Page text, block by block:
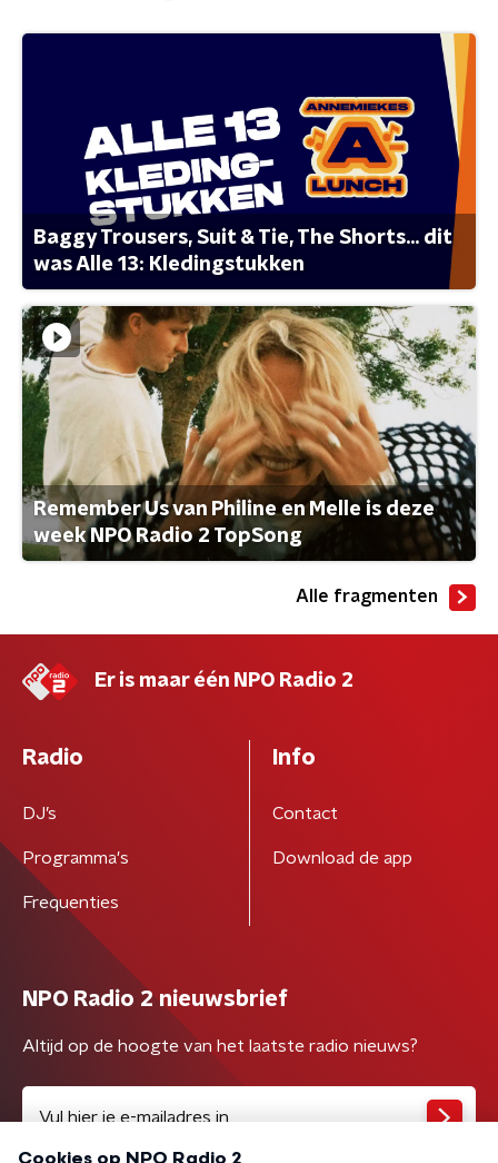
Baggy Trousers, Suit & Tie, The Shorts... dit
was Alle 13: Kledingstukken
Remember Us van Philine en Melle is deze
week NPO Radio 2 TopSong
Alle fragmenten
Er is maar één NPO Radio 2
Radio
DJ’s
Programma's
Frequenties
Info
Contact
Download de app
NPO Radio 2 nieuwsbrief
Altijd op de hoogte van het laatste radio nieuws?